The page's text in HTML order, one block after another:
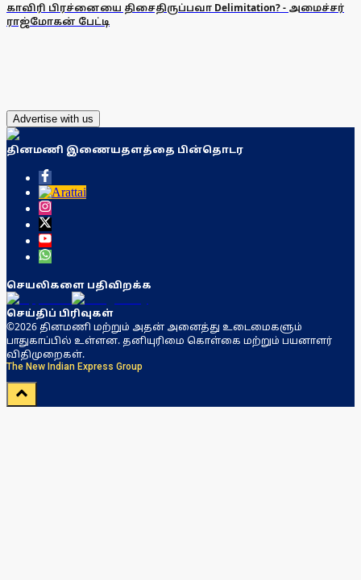
காவிரி பிரச்னையை திசைதிருப்பவா Delimitation? - அமைச்சர்
ராஜ்மோகன் பேட்டி
Advertise with us
தினமணி இணையதளத்தை பின்தொடர
செயலிகளை பதிவிறக்க
செய்திப் பிரிவுகள்
©2026 தினமணி மற்றும் அதன் அனைத்து உடைமைகளும்
பாதுகாப்பில் உள்ளன. தனியுரிமை கொள்கை மற்றும் பயனாளர்
விதிமுறைகள்.
The New Indian Express Group